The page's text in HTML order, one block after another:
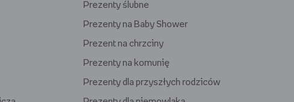
Prezenty ślubne
Prezenty na Baby Shower
Prezent na chrzciny
Prezenty na komunię
Prezenty dla przyszłych rodziców